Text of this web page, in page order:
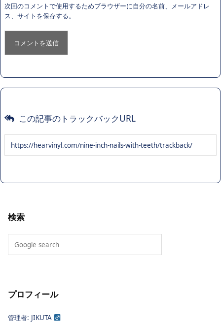
次回のコメントで使用するためブラウザーに自分の名前、メールアドレ
ス、サイトを保存する。
この記事のトラックバックURL
検索
プロフィール
管理者: JIKUTA